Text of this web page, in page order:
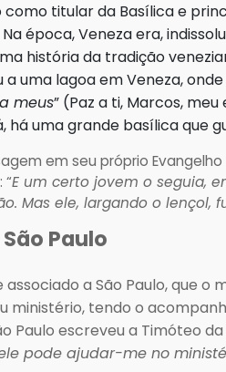
como titular da Basílica e
época, Veneza era,
história da tradição
uma lagoa em Veneza,
meus” (Paz a ti, Marcos,
há uma grande basílica que
em seu próprio
“E um certo jovem o seguia,
Mas ele, largando o lençol,
Paulo
a São Paulo, que o
ministério, tendo o
Paulo escreveu a Timóteo
pode ajudar-me no